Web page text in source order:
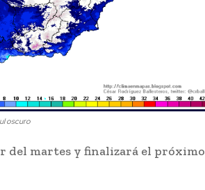
oscuro
del martes y finalizará el próximo